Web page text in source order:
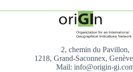
2, chemin du Pavillon,
1218, Grand-Saconnex,
Mail: info@origin-